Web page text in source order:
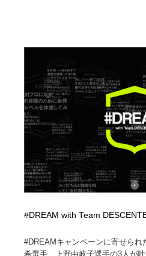
#DREAM with Team
#DREAMキャンペーンに寄せら
希選手、上野由岐子選手の3人が